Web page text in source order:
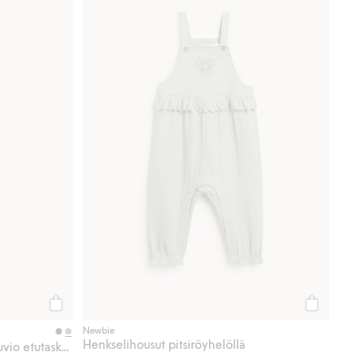
Henkselihousut, joissa on nallekuvio etutaskussa
Newbie
Henkselihousut pitsiröyhelöllä